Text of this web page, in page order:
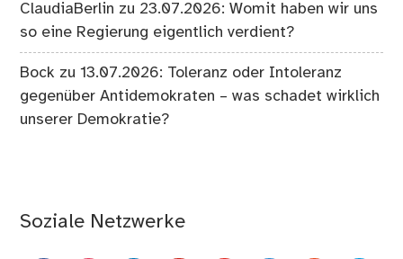
ClaudiaBerlin zu 23.07.2026: Womit haben wir uns
so eine Regierung eigentlich verdient?
Bock zu13.07.2026: Toleranz oder Intoleranz
gegenüber Antidemokraten – was schadet wirklich
unserer Demokratie?
Soziale Netzwerke